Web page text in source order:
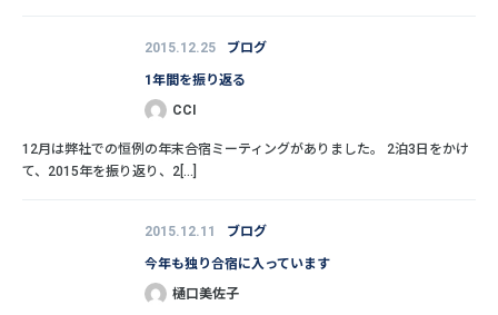
2015.12.25 ブログ
1年間を振り返る
CCI
12月は弊社での恒例の年末合宿ミーティングがありました。 2泊3日をかけ
て、2015年を振り返り、2[...]
2015.12.11 ブログ
今年も独り合宿に入っています
樋口美佐子